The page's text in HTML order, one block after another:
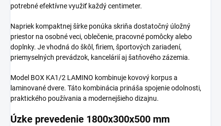
potrebné efektívne využiť každý centimeter.
Napriek kompaktnej šírke ponúka skriňa dostatočný úložný
priestor na osobné veci, oblečenie, pracovné pomôcky alebo
doplnky. Je vhodná do škôl, firiem, športových zariadení,
priemyselných prevádzok, kancelárií aj šatňového zázemia.
Model BOX KA1/2 LAMINO kombinuje kovový korpus a
laminované dvere. Táto kombinácia prináša spojenie odolnosti,
praktického používania a modernejšieho dizajnu.
Úzke prevedenie 1800x300x500 mm